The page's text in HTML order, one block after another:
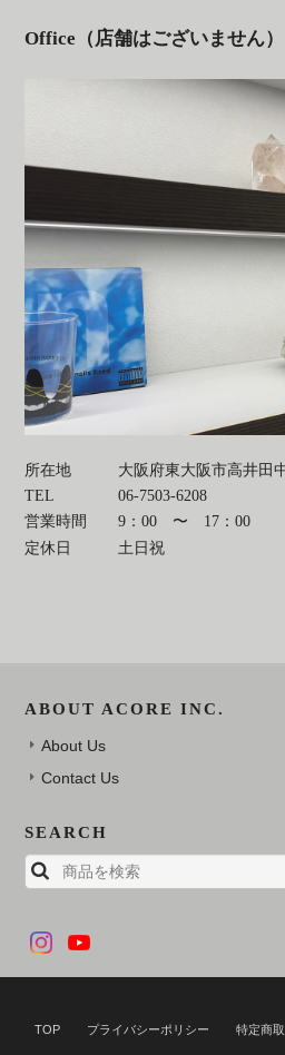
Office（店舗はございません）
所在地
大阪府東大阪市高井田
TEL
06-7503-6208
営業時間
9：00 〜 17：00
定休日
土日祝
ABOUT ACORE INC.
About Us
Contact Us
SEARCH
TOP プライバシーポリシー 特定商